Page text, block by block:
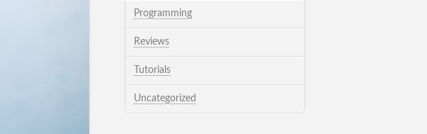
Programming
Reviews
Tutorials
Uncategorized